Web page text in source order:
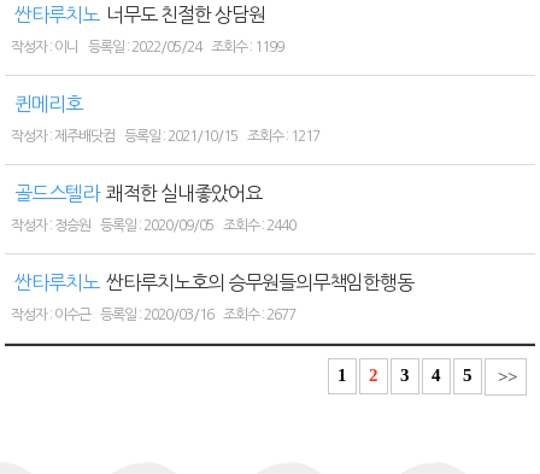
싼타루치노 너무도 친절한 상담원
이니 2022/05/24 1199
퀸메리호
제주배닷컴 2021/10/15 1217
골드스텔라 쾌적한 실내좋았어요
정승원 2020/09/05 2440
싼타루치노 싼타루치노호의 승무원들의무책임한행동
이수근 2020/03/16 2677
1 2 3 4 5 >>